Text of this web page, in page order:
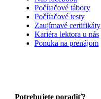
Počítačové tábory
Počítačové testy
Zaujímavé certifikáty
Kariéra lektora u nás
Ponuka na prenájom
Potrebujete poradiť?